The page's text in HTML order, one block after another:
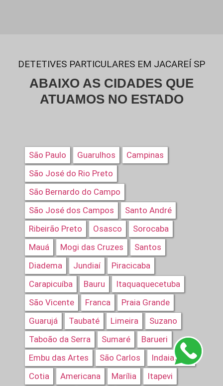
DETETIVES PARTICULARES EM JACAREÍ SP
ABAIXO AS CIDADES QUE
ATUAMOS NO ESTADO
São Paulo Guarulhos
Campinas
São José do Rio Preto
São Bernardo do Campo
São José dos Campos
Santo André
Ribeirão Preto
Osasco
Sorocaba
Mauá
Mogi das Cruzes
Santos
Diadema
Jundiaí
Piracicaba
Carapicuíba
Bauru
Itaquaquecetuba
São Vicente
Franca
Praia Grande
Guarujá
Taubaté Limeira
Suzano
Taboão da Serra
Sumaré
Barueri
Embu das Artes
São Carlos
Indaiatuba
Cotia
Americana Marília Itapevi